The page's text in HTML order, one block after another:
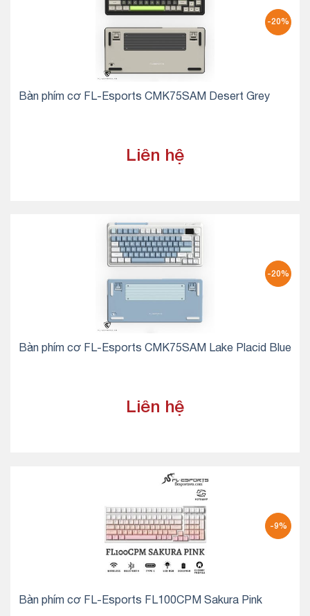
-20%
Bàn phím cơ FL-Esports CMK75SAM Desert Grey
Liên hệ
-20%
Bàn phím cơ FL-Esports CMK75SAM Lake Placid Blue
Liên hệ
-9%
Bàn phím cơ FL-Esports FL100CPM Sakura Pink